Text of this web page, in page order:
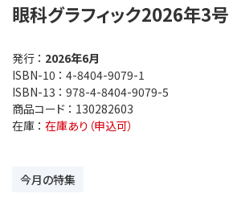
眼科グラフィック2026年3号
発行 ： 2026年6月
ISBN-10 ： 4-8404-9079-1
ISBN-13 ： 978-4-8404-9079-5
商品コード ： 130282603
在庫 ： 在庫あり（申込可）
今月の特集